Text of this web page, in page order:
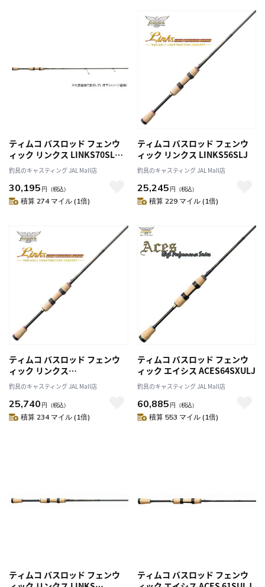
ティムコ バスロッド フェンウ
ィック リンクス LINKS70SLP
＋J (スピニング1ピース)
釣具のキャスティング JAL Mall店
30,195 円 （税込）
積算 274 マイル (1倍)
ティムコ バスロッド フェンウ
ィック リンクス LINKS56SLJ
釣具のキャスティング JAL Mall店
25,245 円 （税込）
積算 229 マイル (1倍)
ティムコ バスロッド フェンウ
ィック リンクス
LINKS62SLP+J
釣具のキャスティング JAL Mall店
25,740 円 （税込）
積算 234 マイル (1倍)
ティムコ バスロッド フェンウ
ィック エイシス ACES64SXULJ
釣具のキャスティング JAL Mall店
60,885 円 （税込）
積算 553 マイル (1倍)
ティムコ バスロッド フェンウ
ティムコ バスロッド フェンウ